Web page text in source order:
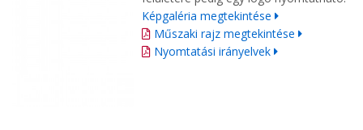
Képgaléria megtekintése
Műszaki rajz megtekintése
Nyomtatási irányelvek